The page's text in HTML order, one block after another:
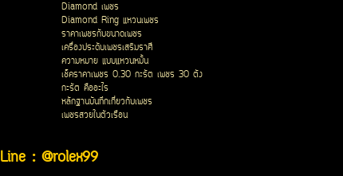
Diamond เพชร
Diamond Ring แหวนเพชร
ราคาเพชรกับขนาดเพชร
เครื่องประดับเพชรเสริมราศี
ความหมาย แบบแหวนหมั้น
เช็คราคาเพชร 0.30 กะรัต เพชร 30 ตัง
กะรัต คืออะไร
หลักฐานบันทึกเกี่ยวกับเพชร
เพชรสวยในตัวเรือน
Line : @rolex99